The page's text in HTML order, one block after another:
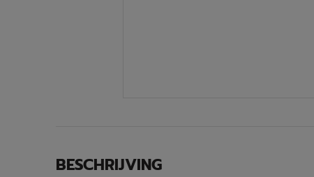
BESCHRIJVING